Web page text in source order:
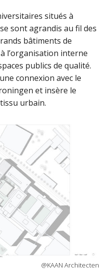
situés à
sont agrandis au fil des
bâtiments de
l’organisation interne
publics de qualité.
connexion avec le
et insère le
urbain.
@KAAN Architecten